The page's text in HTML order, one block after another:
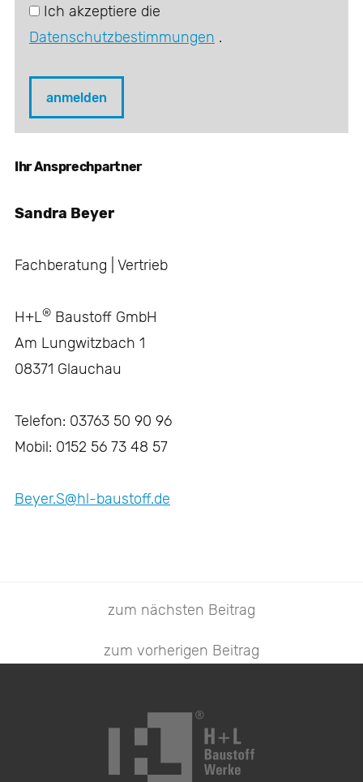
Ich akzeptiere die
Datenschutzbestimmungen .
Ihr Ansprechpartner
Sandra Beyer
Fachberatung | Vertrieb
H+L® Baustoff GmbH
Am Lungwitzbach 1
08371 Glauchau
Telefon: 03763 50 90 96
Mobil: 0152 56 73 48 57
Beyer.S@hl-baustoff.de
zum vorherigen Beitrag
zum nächsten Beitrag